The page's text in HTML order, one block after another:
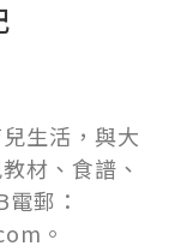
生活，與大
材、食譜、
郵：
。